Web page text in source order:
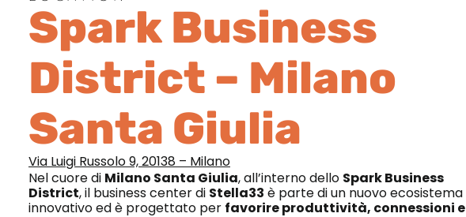
Spark Business
District – Milano
Santa Giulia
Via Luigi Russolo 9, 20138 – Milano
Nel cuore di Milano Santa Giulia, all’interno dello Spark Business
District, il business center di Stella33 è parte di un nuovo ecosistema
innovativo ed è progettato per favorire produttività, connessioni e